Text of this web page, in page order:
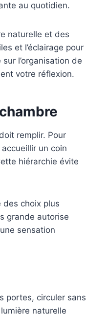
au quotidien.
naturelle et des
et l’éclairage pour
l’organisation de
votre réflexion.
remplir. Pour
un coin
hiérarchie évite
des choix plus
grande autorise
sensation
portes, circuler sans
naturelle